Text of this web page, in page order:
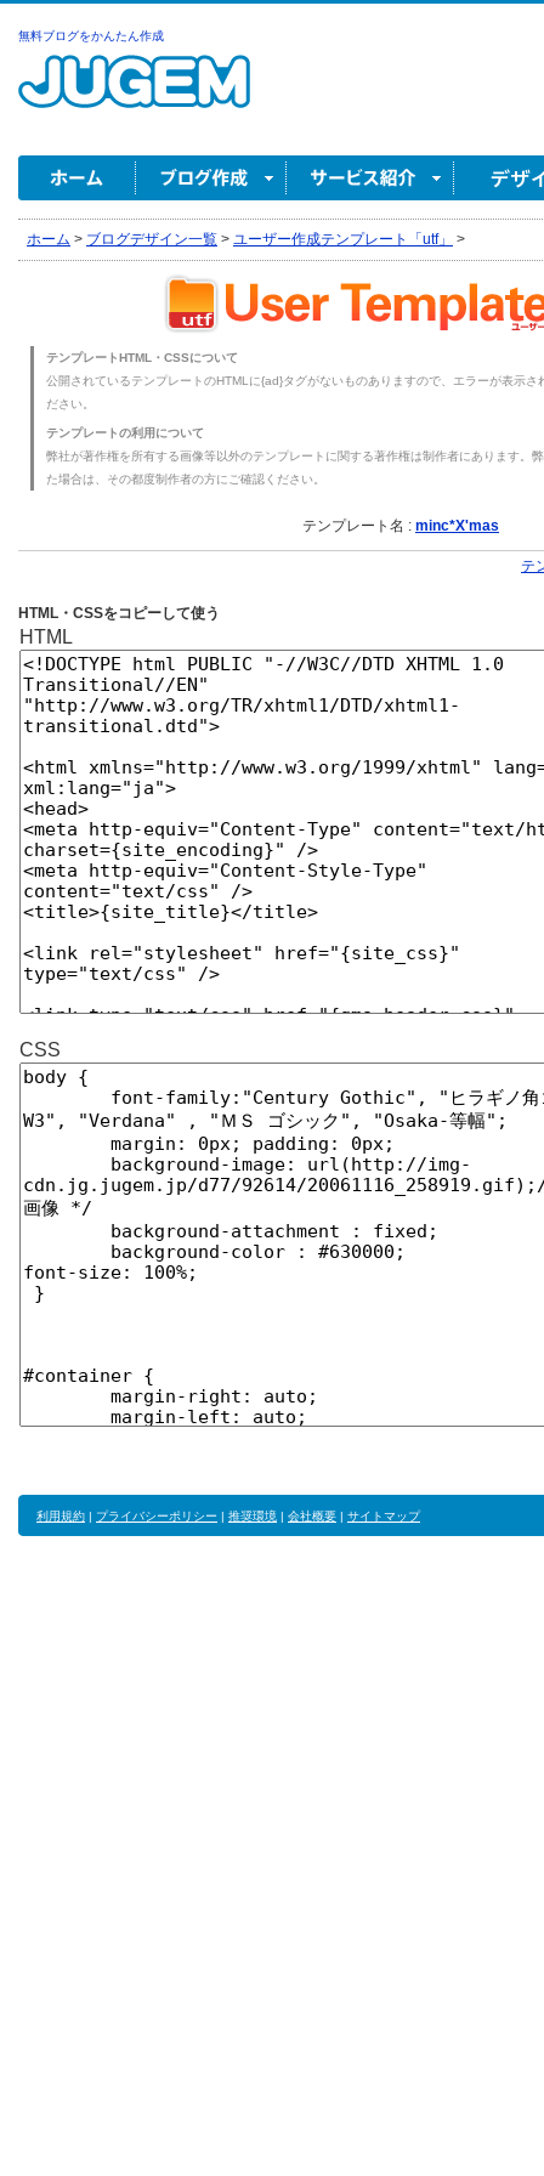
無料ブログをかんたん作成
ホーム > ブログデザイン一覧 > ユーザー作成テンプレート「utf」 >
テンプレートHTML・CSSについて
公開されているテンプレートのHTMLに{ad}タグがないものありますので、エラーが表示
ださい。
テンプレートの利用について
弊社が著作権を所有する画像等以外のテンプレートに関する著作権は制作者にあります。
た場合は、その都度制作者の方にご確認ください。
テンプレート名 : minc*X'mas
テ
HTML・CSSをコピーして使う
HTML
CSS
利用規約 | プライバシーポリシー | 推奨環境 | 会社概要 | サイトマップ